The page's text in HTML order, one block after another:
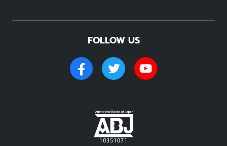
FOLLOW US